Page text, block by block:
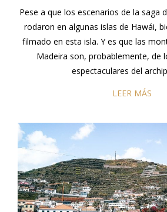
Pese a que los escenarios de la saga
rodaron en algunas islas de Hawái,
filmado en esta isla. Y es que las
Madeira son, probablemente, de
espectaculares del
LEER MÁS